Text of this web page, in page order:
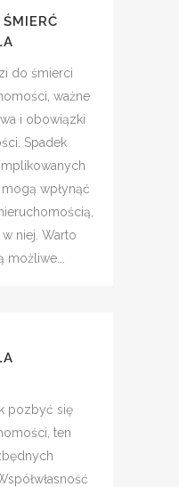
do śmierci
ważne
i obowiązki
Spadek
wpłynąć
niej. Warto
możliwe...
pozbyć się
ten